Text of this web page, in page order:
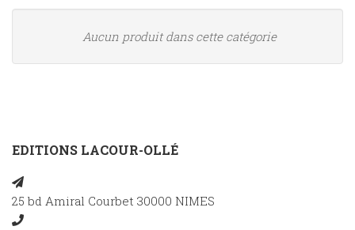
Aucun produit dans cette catégorie
EDITIONS LACOUR-OLLÉ
25 bd Amiral Courbet 30000 NIMES